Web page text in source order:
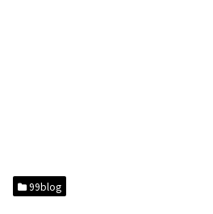
99blog